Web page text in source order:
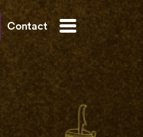
Contact